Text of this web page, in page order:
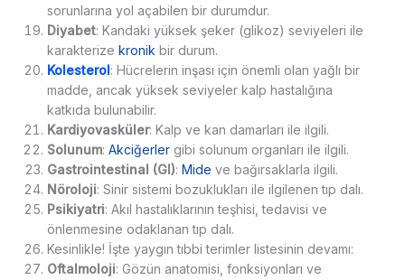
sorunlarına yol açabilen bir durumdur.
Diyabet: Kandaki yüksek şeker (glikoz) seviyeleri ile
karakterize kronik bir durum.
Kolesterol: Hücrelerin inşası için önemli olan yağlı bir
madde, ancak yüksek seviyeler kalp hastalığına
katkıda bulunabilir.
Kardiyovasküler: Kalp ve kan damarları ile ilgili.
Solunum: Akciğerlergibi solunum organları ile ilgili.
Gastrointestinal (GI): Mide ve bağırsaklarla ilgili.
Nöroloji: Sinir sistemi bozuklukları ile ilgilenen tıp dalı.
Psikiyatri: Akıl hastalıklarının teşhisi, tedavisi ve
önlenmesine odaklanan tıp dalı.
Kesinlikle! İşte yaygın tıbbi terimler listesinin devamı:
Oftalmoloji: Gözün anatomisi, fonksiyonları ve